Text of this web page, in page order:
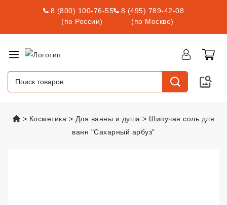
8 (800) 100-76-55
(по России)
8 (495) 789-42-08
(по Москве)
vsexshop.ru
Косметика Для ванны и душа
Шипучая соль для
ванн "Сахарный арбуз"